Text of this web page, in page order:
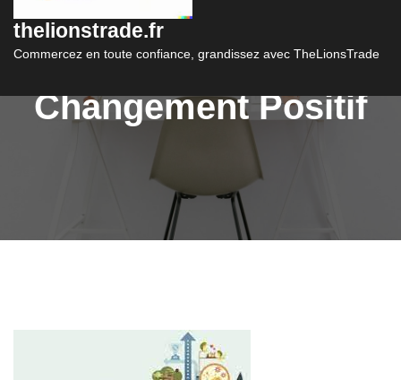
thelionstrade.fr
Commercez en toute confiance, grandissez avec TheLionsTrade
Engager, Sensibiliser
et Impacter pour un
Changement Positif